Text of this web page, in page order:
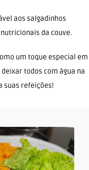
aos salgadinhos
da couve.
um toque especial em
todos com água na
suas refeições!